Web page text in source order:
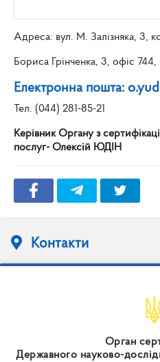
Адреса: вул. М. Залізняка, 3,
Бориса Грінченка, 3, офіс 744,
Електронна пошта:
Тел. (044) 281-85-21
Керівник Органу з
послуг- Олексій ЮДІН
Контакти
Орган
Державного науково-